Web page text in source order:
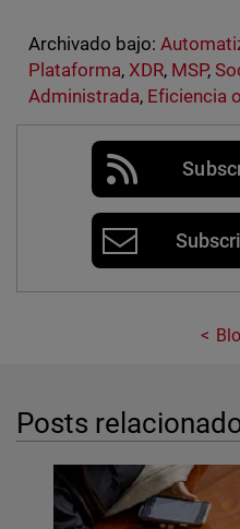
Archivado bajo:
Plataforma, XDR, MSP,
Administrada, Eficiencia
Posts